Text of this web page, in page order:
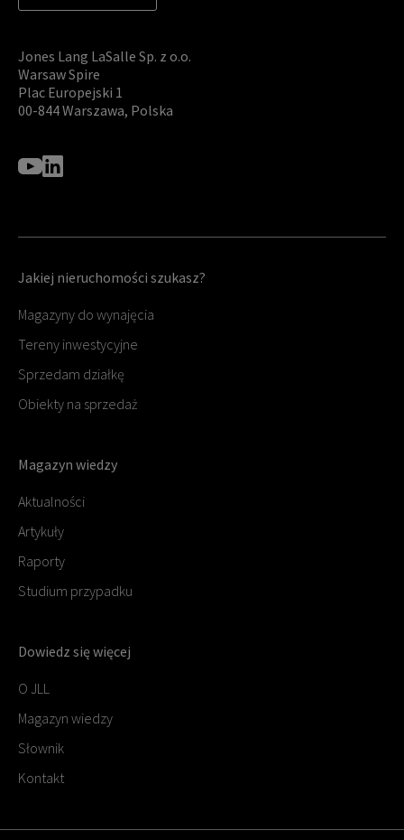
Jones Lang LaSalle Sp. z o.o.
Warsaw Spire
Plac Europejski 1
00-844 Warszawa, Polska
Jakiej nieruchomości szukasz?
Magazyny do wynajęcia
Tereny inwestycyjne
Sprzedam działkę
Obiekty na sprzedaż
Magazyn wiedzy
Aktualności
Artykuły
Raporty
Studium przypadku
Dowiedz się więcej
O JLL
Magazyn wiedzy
Słownik
Kontakt